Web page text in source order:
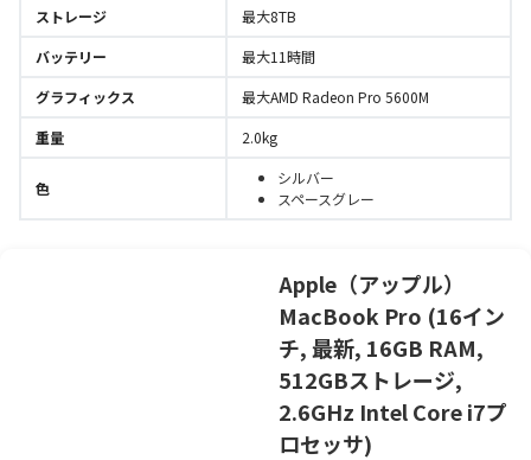
ストレージ
最大8TB
バッテリー
最大11時間
グラフィックス
最大AMD Radeon Pro 5600M
重量
2.0kg
色
シルバー
スペースグレー
Apple（アップル）
MacBook Pro (16イン
チ, 最新, 16GB RAM,
512GBストレージ,
2.6GHz Intel Core i7プ
ロセッサ)